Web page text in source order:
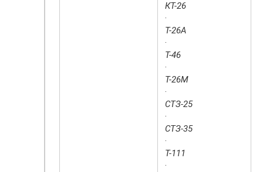
КТ-26
·
Т-26А
·
Т-46
·
Т-26М
·
СТЗ-25
·
СТЗ-35
·
Т-111
·